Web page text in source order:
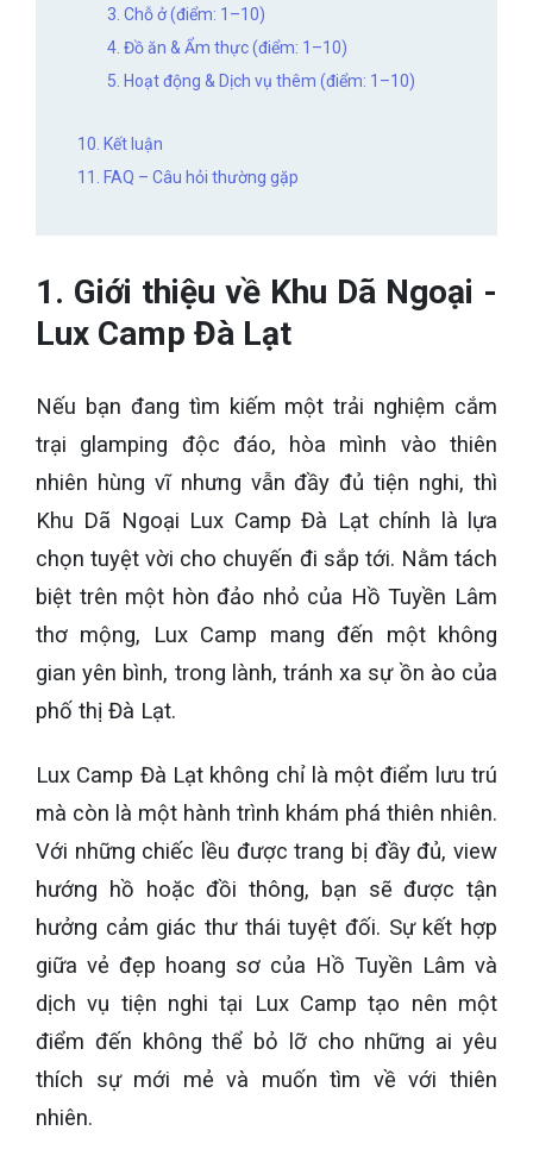
3. Chỗ ở (điểm: 1–10)
4. Đồ ăn & Ẩm thực (điểm: 1–10)
5. Hoạt động & Dịch vụ thêm (điểm: 1–10)
10. Kết luận
11. FAQ – Câu hỏi thường gặp
1. Giới thiệu về Khu Dã Ngoại -
Lux Camp Đà Lạt
Nếu bạn đang tìm kiếm một trải nghiệm cắm
trại glamping độc đáo, hòa mình vào thiên
nhiên hùng vĩ nhưng vẫn đầy đủ tiện nghi, thì
Khu Dã Ngoại Lux Camp Đà Lạt chính là lựa
chọn tuyệt vời cho chuyến đi sắp tới. Nằm tách
biệt trên một hòn đảo nhỏ của Hồ Tuyền Lâm
thơ mộng, Lux Camp mang đến một không
gian yên bình, trong lành, tránh xa sự ồn ào của
phố thị Đà Lạt.
Lux Camp Đà Lạt không chỉ là một điểm lưu trú
mà còn là một hành trình khám phá thiên nhiên.
Với những chiếc lều được trang bị đầy đủ, view
hướng hồ hoặc đồi thông, bạn sẽ được tận
hưởng cảm giác thư thái tuyệt đối. Sự kết hợp
giữa vẻ đẹp hoang sơ của Hồ Tuyền Lâm và
dịch vụ tiện nghi tại Lux Camp tạo nên một
điểm đến không thể bỏ lỡ cho những ai yêu
thích sự mới mẻ và muốn tìm về với thiên
nhiên.